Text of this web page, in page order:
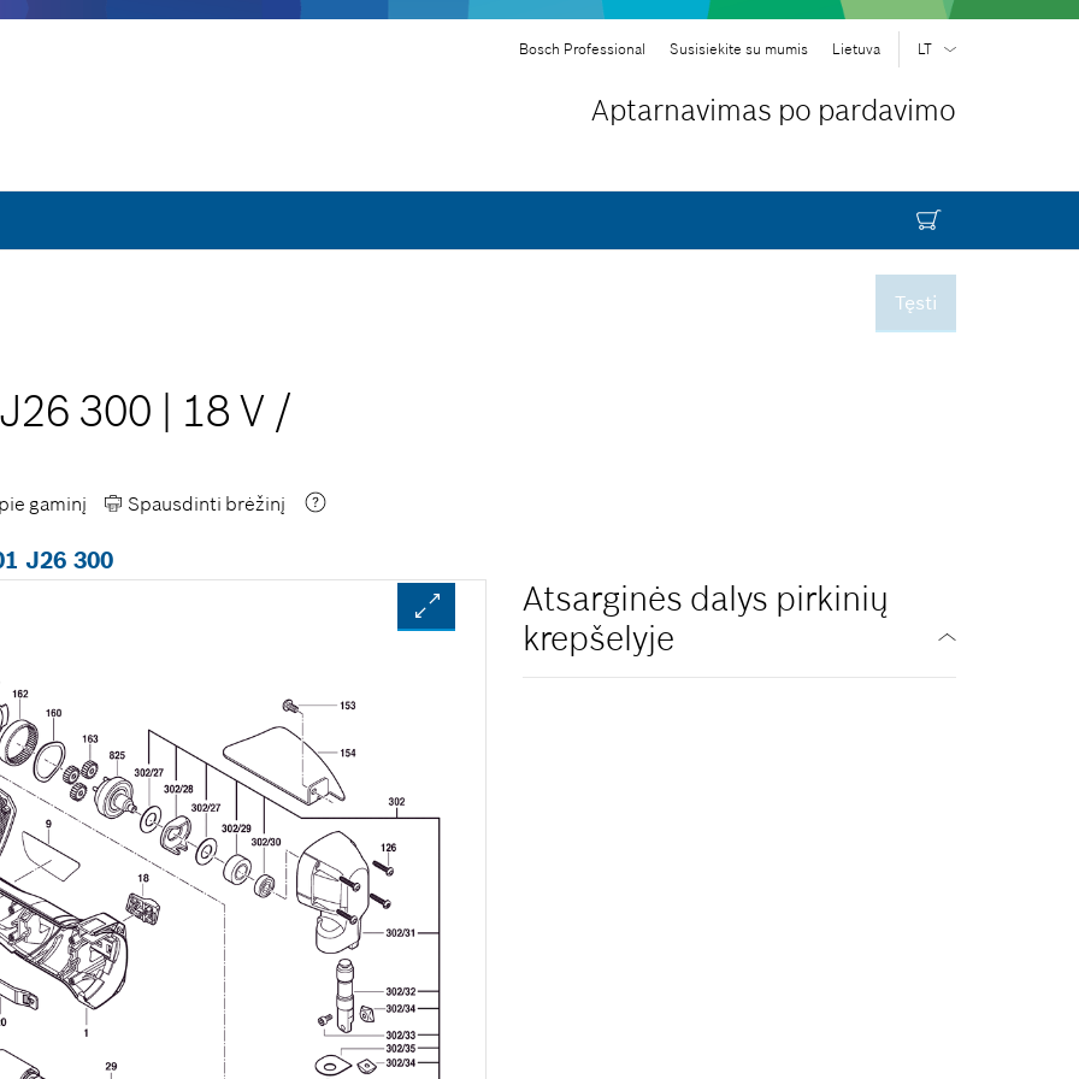
Bosch Professional Susisiekite su mumis Lietuva LT
Aptarnavimas po pardavimo
Tęsti
300 | 18 V /
gaminį Spausdinti brėžinį
J26 300
Atsarginės dalys pirkinių
krepšelyje